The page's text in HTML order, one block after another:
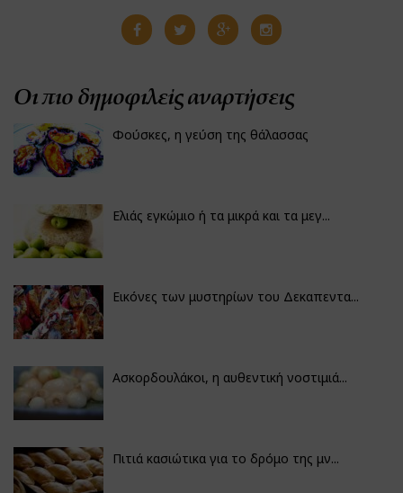
Οι πιο δημοφιλείς αναρτήσεις
Φούσκες, η γεύση της θάλασσας
Ελιάς εγκώμιο ή τα μικρά και τα μεγ...
Εικόνες των μυστηρίων του Δεκαπεντα...
Ασκορδουλάκοι, η αυθεντική νοστιμιά...
Πιτιά κασιώτικα για το δρόμο της μν...